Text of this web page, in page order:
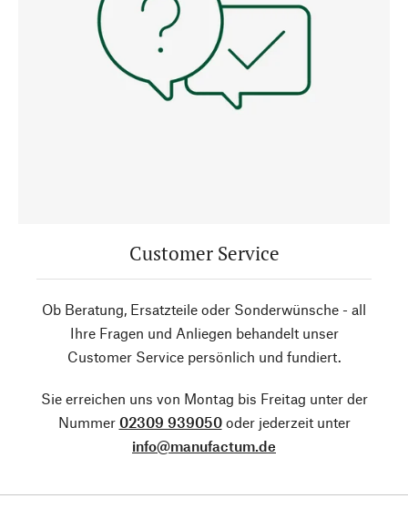
Customer Service
Ob Beratung, Ersatzteile oder Sonderwünsche - all
Ihre Fragen und Anliegen behandelt unser
Customer Service persönlich und fundiert.
Sie erreichen uns von Montag bis Freitag unter der
Nummer 02309 939050oder jederzeit unter
info@manufactum.de